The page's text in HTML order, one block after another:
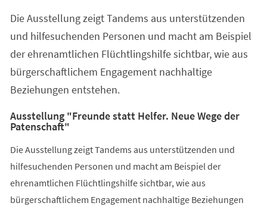
Die Ausstellung zeigt Tandems aus unterstützenden
und hilfesuchenden Personen und macht am Beispiel
der ehrenamtlichen Flüchtlingshilfe sichtbar, wie aus
bürgerschaftlichem Engagement nachhaltige
Beziehungen entstehen.
Ausstellung "Freunde statt Helfer. Neue Wege der
Patenschaft"
Die Ausstellung zeigt Tandems aus unterstützenden und
hilfesuchenden Personen und macht am Beispiel der
ehrenamtlichen Flüchtlingshilfe sichtbar, wie aus
bürgerschaftlichem Engagement nachhaltige Beziehungen